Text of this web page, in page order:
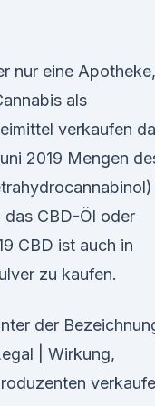
nur eine Apotheke,
als
verkaufen
2019 Mengen
das CBD-Öl oder
CBD ist auch in
zu kaufen.
der
| Wirkung,